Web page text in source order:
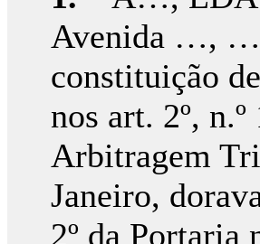
Avenida …,
constituição
nos art. 2º,
Arbitragem
Janeiro,
2º da Portaria